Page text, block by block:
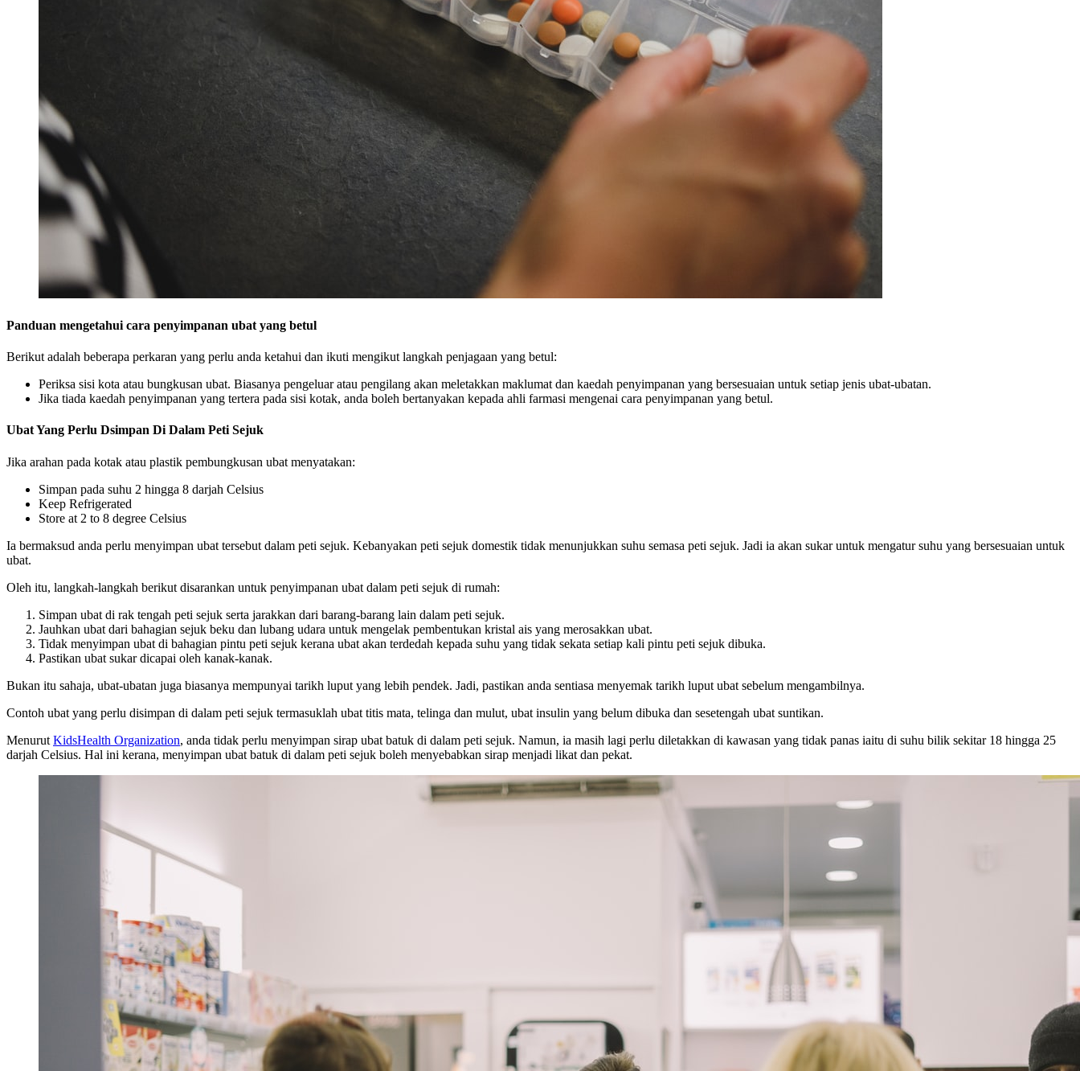
Panduan mengetahui cara penyimpanan ubat yang betul
Berikut adalah beberapa perkaran yang perlu anda ketahui dan ikuti mengikut langkah penjagaan yang betul:
Periksa sisi kota atau bungkusan ubat. Biasanya pengeluar atau pengilang akan meletakkan maklumat dan kaedah penyimpanan yang bersesuaian untuk setiap jenis ubat-ubatan.
Jika tiada kaedah penyimpanan yang tertera pada sisi kotak, anda boleh bertanyakan kepada ahli farmasi mengenai cara penyimpanan yang betul.
Ubat Yang Perlu Dsimpan Di Dalam Peti Sejuk
Jika arahan pada kotak atau plastik pembungkusan ubat menyatakan:
Simpan pada suhu 2 hingga 8 darjah Celsius
Keep Refrigerated
Store at 2 to 8 degree Celsius
Ia bermaksud anda perlu menyimpan ubat tersebut dalam peti sejuk. Kebanyakan peti sejuk domestik tidak menunjukkan suhu semasa peti sejuk. Jadi ia akan sukar untuk mengatur suhu yang bersesuaian untuk
ubat.
Oleh itu, langkah-langkah berikut disarankan untuk penyimpanan ubat dalam peti sejuk di rumah:
Simpan ubat di rak tengah peti sejuk serta jarakkan dari barang-barang lain dalam peti sejuk.
Jauhkan ubat dari bahagian sejuk beku dan lubang udara untuk mengelak pembentukan kristal ais yang merosakkan ubat.
Tidak menyimpan ubat di bahagian pintu peti sejuk kerana ubat akan terdedah kepada suhu yang tidak sekata setiap kali pintu peti sejuk dibuka.
Pastikan ubat sukar dicapai oleh kanak-kanak.
Bukan itu sahaja, ubat-ubatan juga biasanya mempunyai tarikh luput yang lebih pendek. Jadi, pastikan anda sentiasa menyemak tarikh luput ubat sebelum mengambilnya.
Contoh ubat yang perlu disimpan di dalam peti sejuk termasuklah ubat titis mata, telinga dan mulut, ubat insulin yang belum dibuka dan sesetengah ubat suntikan.
Menurut KidsHealth Organization, anda tidak perlu menyimpan sirap ubat batuk di dalam peti sejuk. Namun, ia masih lagi perlu diletakkan di kawasan yang tidak panas iaitu di suhu bilik sekitar 18 hingga 25
darjah Celsius. Hal ini kerana, menyimpan ubat batuk di dalam peti sejuk boleh menyebabkan sirap menjadi likat dan pekat.